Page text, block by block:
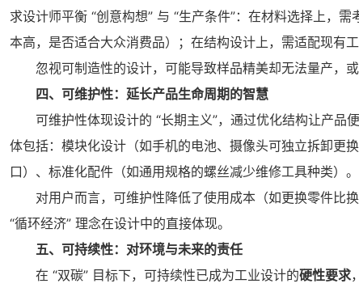
求设计师平衡 “创意构想” 与 “生产条件”：在材料选择上，
本高，是否适合大众消费品）；在结构设计上，需适配现有
忽视可制造性的设计，可能导致样品精美却无法量产，
四、可维护性：延长产品生命周期的智慧
可维护性体现设计的 “长期主义”，通过优化结构让产
体包括：模块化设计（如手机的电池、摄像头可独立拆卸更
口）、标准化配件（如通用规格的螺丝减少维修工具种类）。
对用户而言，可维护性降低了使用成本（如更换零件比
“循环经济” 理念在设计中的直接体现。
五、可持续性：对环境与未来的责任
在 “双碳” 目标下，可持续性已成为工业设计的硬性要求